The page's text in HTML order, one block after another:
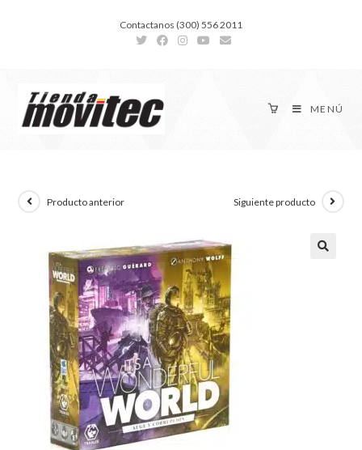
Contactanos (300) 556 2011
MENÚ
Producto anterior Siguiente producto